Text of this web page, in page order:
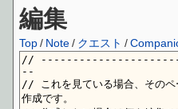
編集
Top / Note/ クエスト /